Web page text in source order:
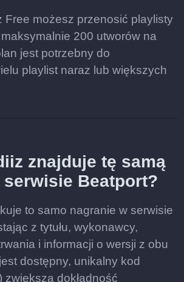
Free możesz przenosić playlisty
200 utworów na
jest potrzebny do
playlist naraz lub większych
znajduje tę samą
serwisie Beatport?
to samo nagranie w serwisie
z tytułu, wykonawcy,
i informacji o wersji z obu
dostępny, unikalny kod
zwiększa dokładność